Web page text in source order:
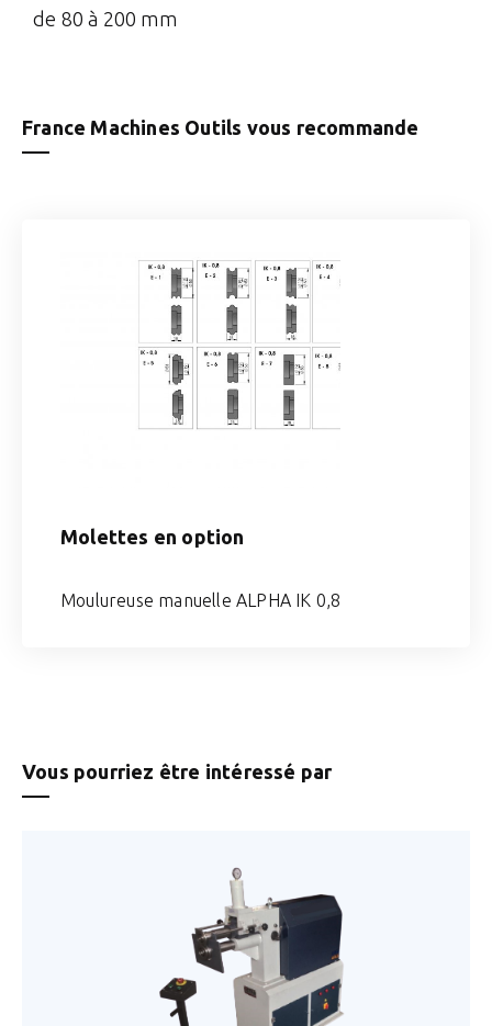
de 80 à 200 mm
France Machines Outils vous recommande
Molettes en option
Moulureuse manuelle ALPHA IK 0,8
Vous pourriez être intéressé par